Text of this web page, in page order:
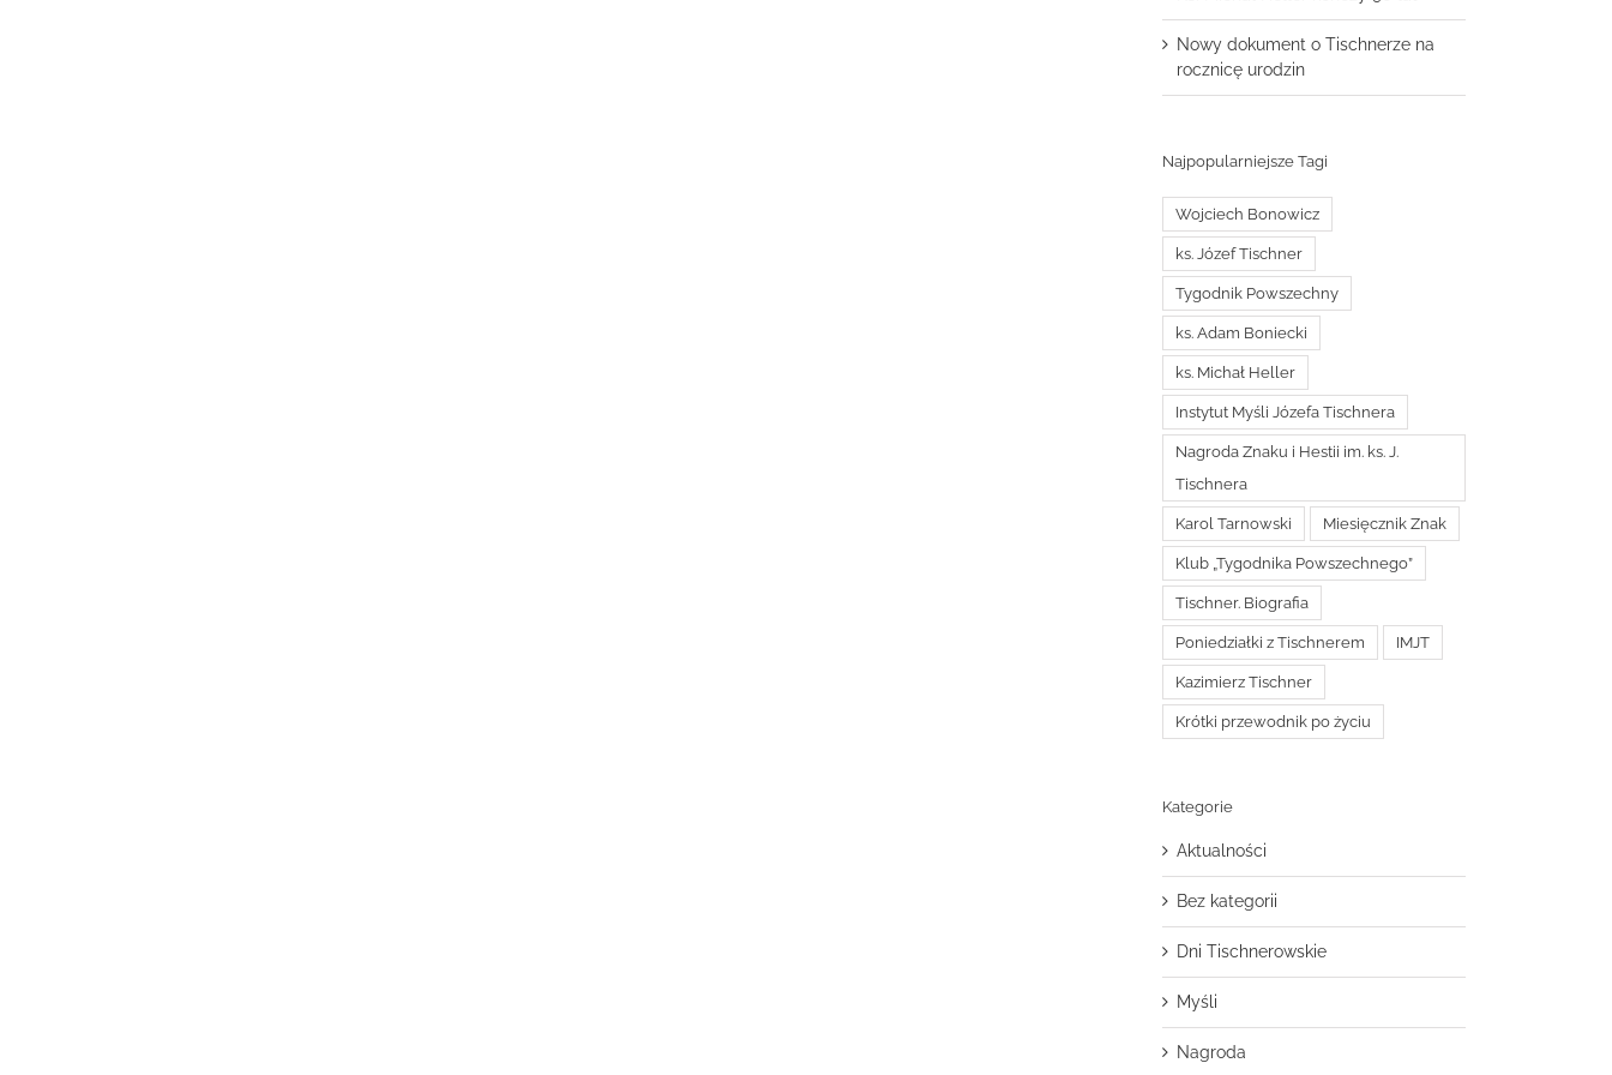
Nowy dokument o Tischnerze na
rocznicę urodzin
Najpopularniejsze Tagi
Wojciech Bonowicz
ks. Józef Tischner
Tygodnik Powszechny
ks. Adam Boniecki
ks. Michał Heller
Instytut Myśli Józefa Tischnera
Nagroda Znaku i Hestii im. ks. J.
Tischnera
Karol Tarnowski Miesięcznik Znak
Klub „Tygodnika Powszechnego”
Tischner. Biografia
Poniedziałki z Tischnerem IMJT
Kazimierz Tischner
Krótki przewodnik po życiu
Kategorie
Aktualności
Bez kategorii
Dni Tischnerowskie
Myśli
Nagroda